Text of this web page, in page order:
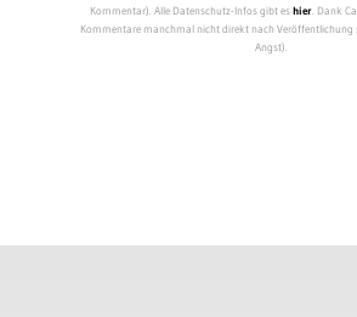
Kommentar). Alle Datenschutz-Infos gibt eshier. Dank
Kommentare manchmal nicht direkt nach Veröffentlichung
Angst).